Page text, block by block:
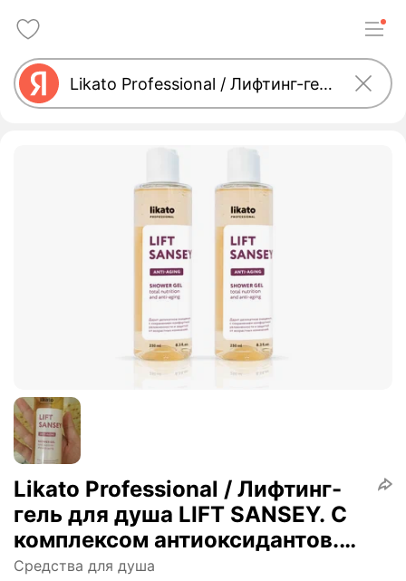
Likato Professional / Лифтинг-
гель для душа LIFT SANSEY. С
комплексом антиоксидантов.
250 мл *2 шт.
Средства для душа